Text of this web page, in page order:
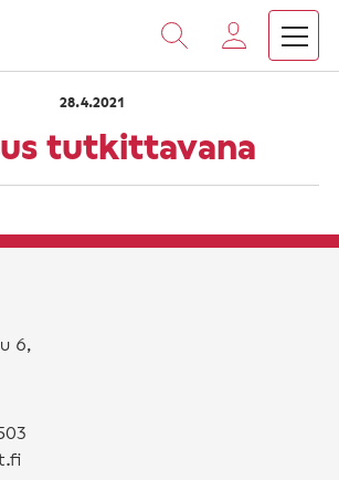
Jeesus tutkittavana
28.4.2021
tutkittavana
6,